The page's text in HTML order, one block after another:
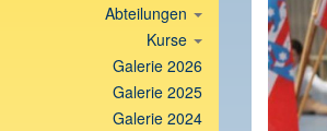
Abteilungen
Kurse
Galerie 2026
Galerie 2025
Galerie 2024